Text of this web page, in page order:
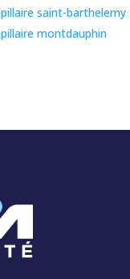
saint-barthelemy
montdauphin